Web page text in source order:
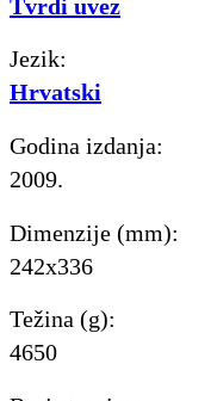
Tvrdi uvez
Jezik:
Hrvatski
Godina izdanja:
2009.
Dimenzije (mm):
242x336
Težina (g):
4650